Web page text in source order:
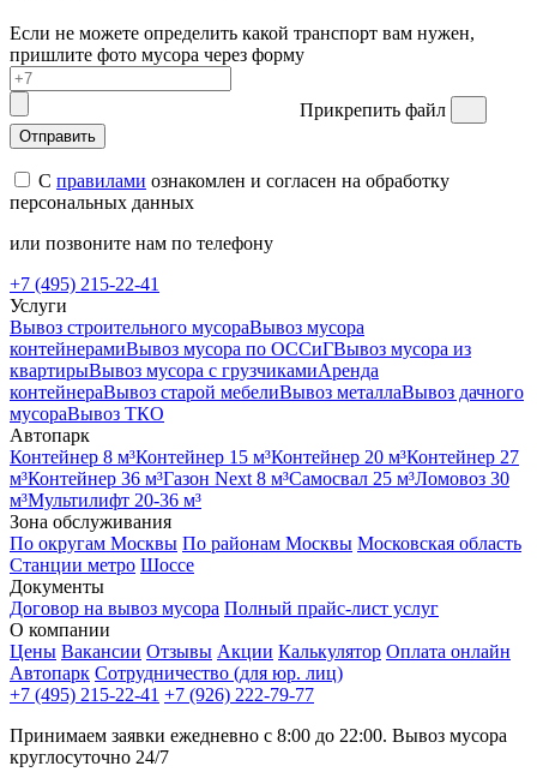
Если не можете определить какой транспорт вам нужен,
пришлите фото мусора через форму
Прикрепить файл
Отправить
С правилами ознакомлен и согласен на обработку
персональных данных
или позвоните нам по телефону
+7 (495) 215-22-41
Услуги
Вывоз строительного мусораВывоз мусора
контейнерамиВывоз мусора по ОССиГВывоз мусора из
квартирыВывоз мусора с грузчикамиАренда
контейнераВывоз старой мебелиВывоз металлаВывоз дачного
мусораВывоз ТКО
Автопарк
Контейнер 8 м³Контейнер 15 м³Контейнер 20 м³Контейнер 27
м³Контейнер 36 м³Газон Next 8 м³Самосвал 25 м³Ломовоз 30
м³Мультилифт 20-36 м³
Зона обслуживания
По округам Москвы По районам Москвы Московская область
Станции метро Шоссе
Документы
Договор на вывоз мусора Полный прайс-лист услуг
О компании
Цены Вакансии Отзывы Акции Калькулятор Оплата онлайн
Автопарк Сотрудничество (для юр. лиц)
+7 (495) 215-22-41 +7 (926) 222-79-77
Принимаем заявки ежедневно с 8:00 до 22:00. Вывоз мусора
круглосуточно 24/7